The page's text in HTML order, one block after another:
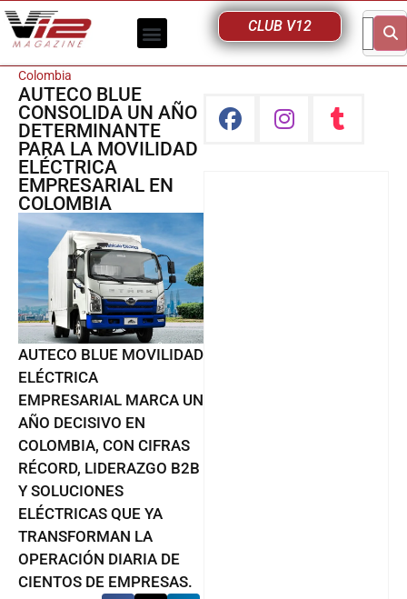
CLUB V12
Colombia
AUTECO BLUE
CONSOLIDA UN AÑO
DETERMINANTE
PARA LA MOVILIDAD
ELÉCTRICA
EMPRESARIAL EN
COLOMBIA
AUTECO BLUE MOVILIDAD
ELÉCTRICA
EMPRESARIAL MARCA UN
AÑO DECISIVO EN
COLOMBIA, CON CIFRAS
RÉCORD, LIDERAZGO B2B
Y SOLUCIONES
ELÉCTRICAS QUE YA
TRANSFORMAN LA
OPERACIÓN DIARIA DE
CIENTOS DE EMPRESAS.